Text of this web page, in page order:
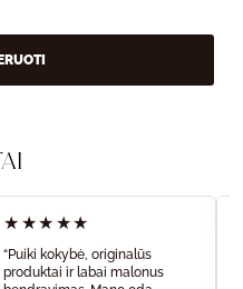
★★★★★
“Puiki kokybė, originalūs
produktai ir labai malonus